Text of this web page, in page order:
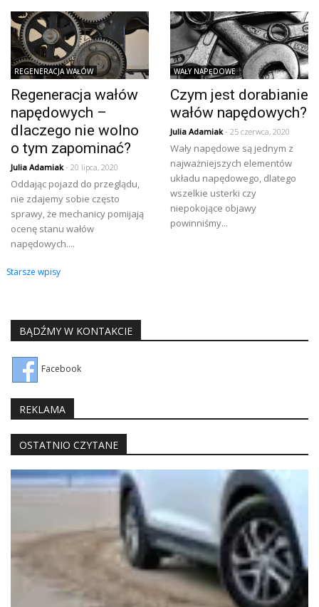
REGENERACJA WAŁÓW
Regeneracja wałów
napędowych –
dlaczego nie wolno
o tym zapominać?
Julia Adamiak- 20 lipca, 2020
Oddając pojazd do przeglądu,
nie zdajemy sobie często
sprawy, że mechanicy pomijają
ocenę stanu wałów
napędowych....
WAŁY NAPĘDOWE
Czym jest dorabianie
wałów napędowych?
Julia Adamiak- 25 czerwca, 2020
Wały napędowe są jednym z
najważniejszych elementów
układu napędowego, dlatego
wszelkie usterki czy
niepokojące objawy
powinniśmy...
Nawigacja
wpisach
Starsze wpisy
BĄDŹMY W KONTAKCIE
Facebook
REKLAMA
OSTATNIO CZYTANE